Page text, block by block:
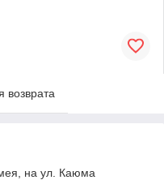
возврата
на ул. Каюма